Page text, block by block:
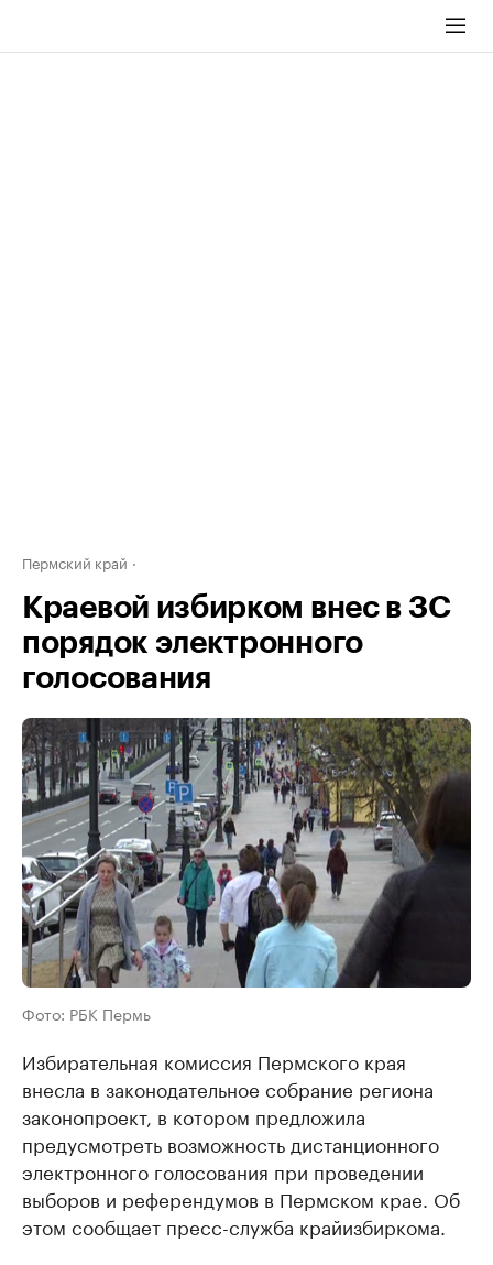
Пермский край
Краевой избирком внес в ЗС
порядок электронного
голосования
Фото: РБК Пермь
Избирательная комиссия Пермского края
внесла в законодательное собрание региона
законопроект, в котором предложила
предусмотреть возможность дистанционного
электронного голосования при проведении
выборов и референдумов в Пермском крае. Об
этом сообщает пресс-служба крайизбиркома.